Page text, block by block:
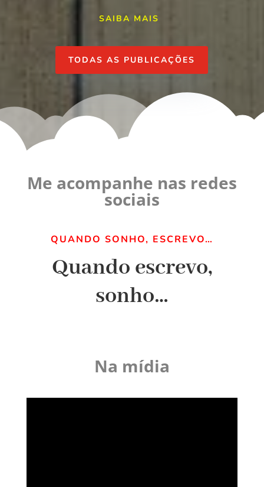
SAIBA MAIS
TODAS AS PUBLICAÇÕES
Me acompanhe nas redes
sociais
QUANDO SONHO, ESCREVO…
Quando escrevo,
sonho…
Na mídia